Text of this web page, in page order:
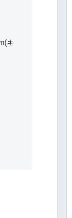
キ